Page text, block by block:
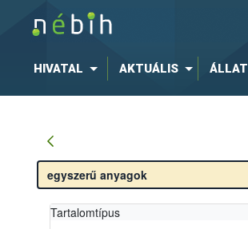
HIVATAL AKTUÁLIS ÁLLAT
Tartalomtípus